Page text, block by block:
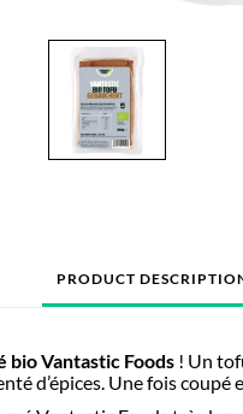
PRODUCT
bio Vantastic Foods ! Un
d’épices. Une fois coupé